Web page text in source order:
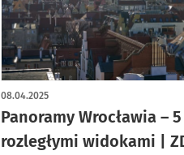
Panoramy Wrocławia –
rozległymi widokami |
08.04.2025
artykuł z galerią zdjęć